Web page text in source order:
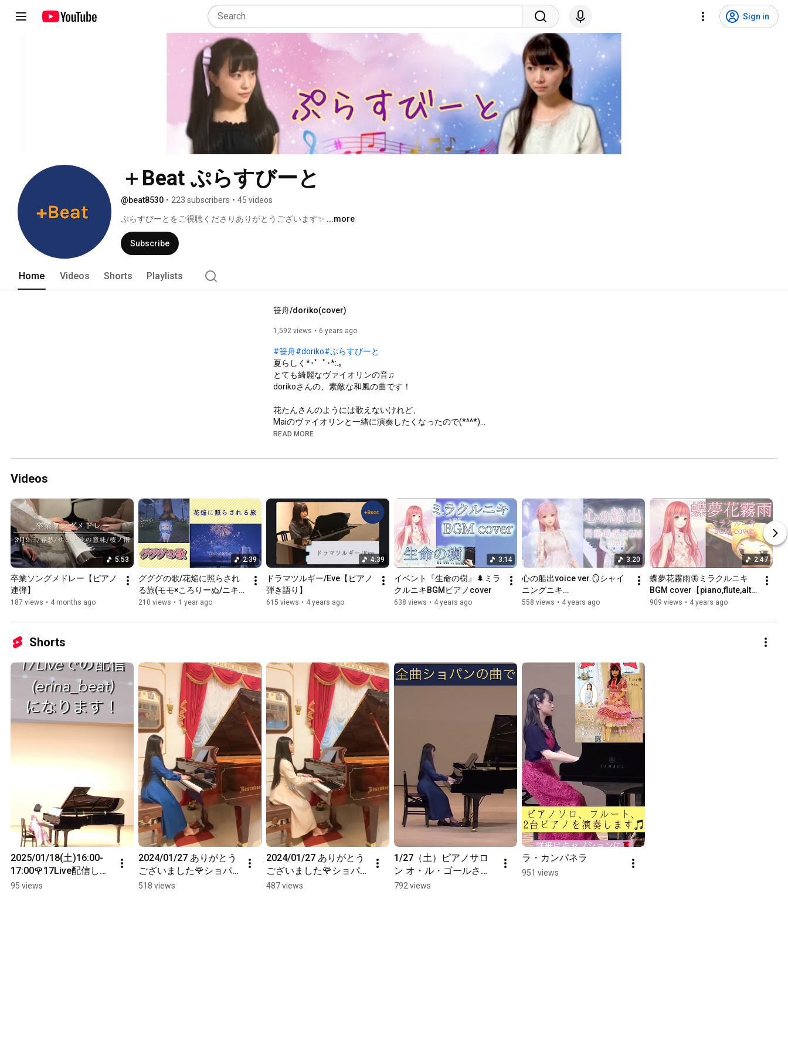
Sign in
＋Beat ぷらすびーと
@beat8530 • 223 subscribers • 45 videos
ぷらすびーとをご視聴くださりありがとうございます✨ ...more
Subscribe
Home Videos Shorts Playlists
笹舟/doriko(cover)
1,592 views 6 years ago
#笹舟#doriko#ぷらすびーと
夏らしく*･゜ﾟ･*:.｡
とても綺麗なヴァイオリンの音♫
dorikoさんの、素敵な和風の曲です！
花たんさんのようには歌えないけれど、
Maiのヴァイオリンと一緒に演奏したくなったので(*^^*)
Vn→Mai
＊本家様＊→https://www.nicovideo.jp/watch/sm1484...
＊twitter＊→https://twitter.com/tasubeat
READ MORE
Videos
5:53
卒業ソングメドレー【ピアノ
連弾】
187 views • 4 months ago
2:39
グググの歌/花焔に照らされ
る旅(モモ×ころりーぬ/ニキ×
ころりーぬ)
210 views • 1 year ago
4:39
ドラマツルギー/Eve【ピアノ
弾き語り】
615 views • 4 years ago
3:14
イベント『生命の樹』🌲ミラ
クルニキBGMピアノcover
638 views • 4 years ago
3:20
心の船出voice ver.🪞シャイ
ニングニキ
BGM【Piano,Voice,Flute
暖暖
558 views • 4 years ago
2:47
蝶夢花霧雨🦋ミラクルニキ
BGM cover【piano,flute,alto
recorder,guitar】
909 views • 4 years ago
Shorts
2025/01/18(土)16:00-
17:00🌹17Live配信しま
す🎀
95 views
2024/01/27 ありがとう
ございました🌹ショパ
ンミニコンサート エオ
518 views
2024/01/27 ありがとう
ございました🌹ショパ
ンミニコンサート 幻想
487 views
1/27（土）ピアノサロ
ン オ・ル・ゴールさん
でコンサート
792 views
ラ・カンパネラ
951 views